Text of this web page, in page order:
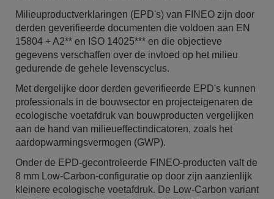
Milieuproductverklaringen (EPD's) van FINEO zijn door
derden geverifieerde documenten die voldoen aan EN
15804 + A2** en ISO 14025*** en die objectieve
gegevens verschaffen over de invloed op het milieu
gedurende de gehele levenscyclus.
Met dergelijke door derden geverifieerde EPD's kunnen
professionals in de bouwsector en projecteigenaren de
ecologische voetafdruk van bouwproducten vergelijken
aan de hand van milieueffectindicatoren, zoals het
aardopwarmingsvermogen (GWP).
Onder de EPD-gecontroleerde FINEO-producten valt de
8 mm Low-Carbon-configuratie op door zijn aanzienlijk
kleinere ecologische voetafdruk. De Low-Carbon variant